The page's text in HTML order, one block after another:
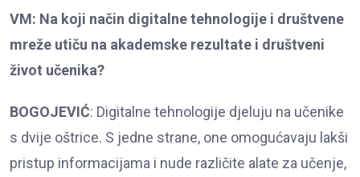
VM: Na koji način digitalne tehnologije i društvene
mreže utiču na akademske rezultate i društveni
život učenika?
BOGOJEVIĆ: Digitalne tehnologije djeluju na učenike
s dvije oštrice. S jedne strane, one omogućavaju lakši
pristup informacijama i nude različite alate za učenje,